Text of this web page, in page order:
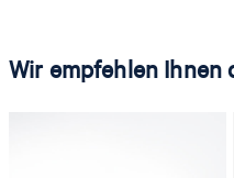
Wir empfehlen Ihnen